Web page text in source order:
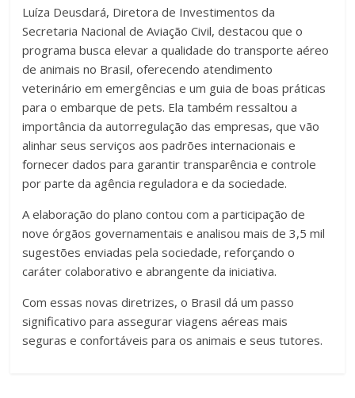
Luíza Deusdará, Diretora de Investimentos da
Secretaria Nacional de Aviação Civil, destacou que o
programa busca elevar a qualidade do transporte aéreo
de animais no Brasil, oferecendo atendimento
veterinário em emergências e um guia de boas práticas
para o embarque de pets. Ela também ressaltou a
importância da autorregulação das empresas, que vão
alinhar seus serviços aos padrões internacionais e
fornecer dados para garantir transparência e controle
por parte da agência reguladora e da sociedade.
A elaboração do plano contou com a participação de
nove órgãos governamentais e analisou mais de 3,5 mil
sugestões enviadas pela sociedade, reforçando o
caráter colaborativo e abrangente da iniciativa.
Com essas novas diretrizes, o Brasil dá um passo
significativo para assegurar viagens aéreas mais
seguras e confortáveis para os animais e seus tutores.